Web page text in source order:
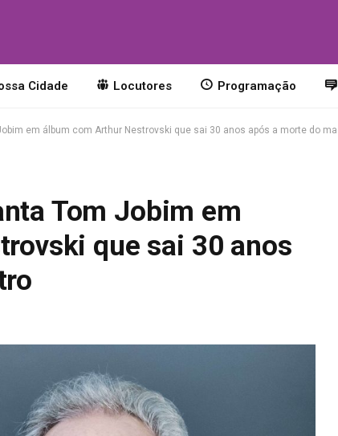
Cidade Locutores Programação
em álbum com Arthur Nestrovski que sai 30 anos após a morte do
Tom Jobim em
que sai 30 anos